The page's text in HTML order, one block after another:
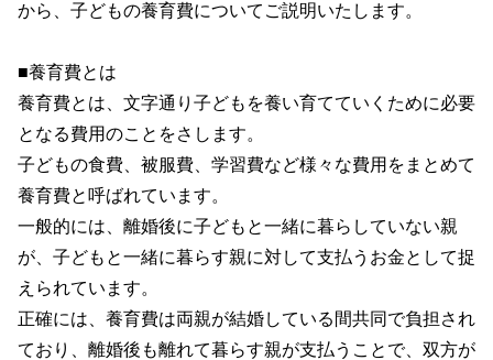
から、子どもの養育費についてご説明いたします。
■養育費とは
養育費とは、文字通り子どもを養い育てていくために必要
となる費用のことをさします。
子どもの食費、被服費、学習費など様々な費用をまとめて
養育費と呼ばれています。
一般的には、離婚後に子どもと一緒に暮らしていない親
が、子どもと一緒に暮らす親に対して支払うお金として捉
えられています。
正確には、養育費は両親が結婚している間共同で負担され
ており、離婚後も離れて暮らす親が支払うことで、双方が